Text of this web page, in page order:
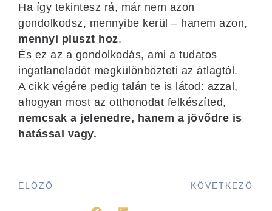
Ha így tekintesz rá, már nem azon
gondolkodsz, mennyibe kerül – hanem azon,
mennyi pluszt hoz.
És ez az a gondolkodás, ami a tudatos
ingatlaneladót megkülönbözteti az átlagtól.
A cikk végére pedig talán te is látod: azzal,
ahogyan most az otthonodat felkészíted,
nemcsak a jelenedre, hanem a jövődre is
hatással vagy.
ELŐZŐ KÖVETKEZŐ